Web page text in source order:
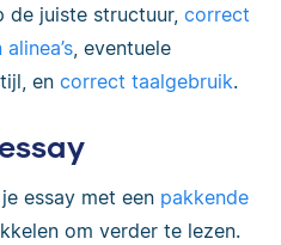
juiste structuur, correct
, eventuele
en correct taalgebruik.
essay met een pakkende
om verder te lezen.